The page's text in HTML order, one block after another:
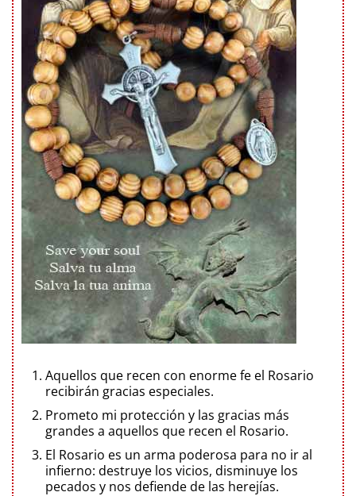
Aquellos que recen con enorme fe el Rosario
recibirán gracias especiales.
Prometo mi protección y las gracias más
grandes a aquellos que recen el Rosario.
El Rosario es un arma poderosa para no ir al
infierno: destruye los vicios, disminuye los
pecados y nos defiende de las herejías.